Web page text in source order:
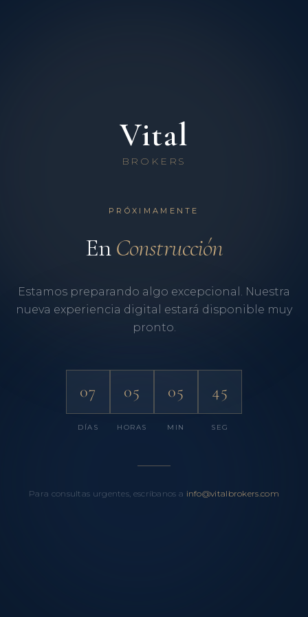
Vital
BROKERS
PRÓXIMAMENTE
EnConstrucción
Estamos preparando algo excepcional. Nuestra
nueva experiencia digital estará disponible muy
pronto.
07
DÍAS
05
HORAS
05
MIN
45
SEG
Para consultas urgentes, escríbanos a info@vitalbrokers.com